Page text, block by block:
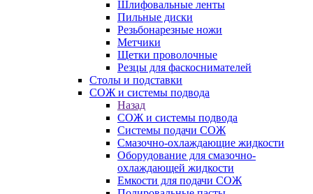
Шлифовальные ленты
Пильные диски
Резьбонарезные ножи
Метчики
Щетки проволочные
Резцы для фаскоснимателей
Столы и подставки
СОЖ и системы подвода
Назад
СОЖ и системы подвода
Системы подачи СОЖ
Смазочно-охлаждающие жидкости
Оборудование для смазочно-
охлаждающей жидкости
Емкости для подачи СОЖ